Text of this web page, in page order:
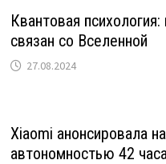
Квантовая
связан со Вселенной
27.08.2024
Xiaomi анонсировала
автономностью 42